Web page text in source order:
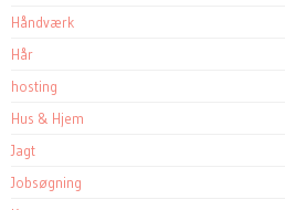
Håndværk
Hår
hosting
Hus & Hjem
Jagt
Jobsøgning